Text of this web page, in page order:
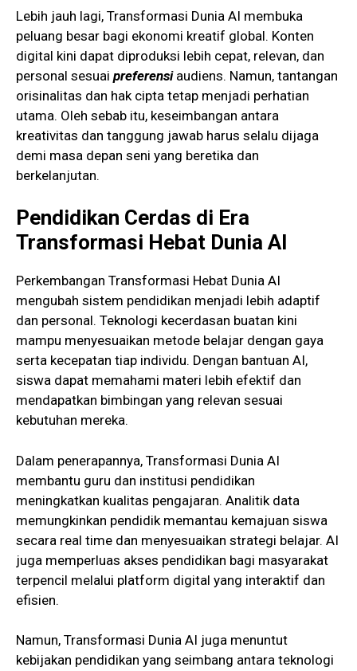
Lebih jauh lagi, Transformasi Dunia AI membuka
peluang besar bagi ekonomi kreatif global. Konten
digital kini dapat diproduksi lebih cepat, relevan, dan
personal sesuai preferensiaudiens. Namun, tantangan
orisinalitas dan hak cipta tetap menjadi perhatian
utama. Oleh sebab itu, keseimbangan antara
kreativitas dan tanggung jawab harus selalu dijaga
demi masa depan seni yang beretika dan
berkelanjutan.
Pendidikan Cerdas di Era
Transformasi Hebat Dunia AI
Perkembangan Transformasi Hebat Dunia AI
mengubah sistem pendidikan menjadi lebih adaptif
dan personal. Teknologi kecerdasan buatan kini
mampu menyesuaikan metode belajar dengan gaya
serta kecepatan tiap individu. Dengan bantuan AI,
siswa dapat memahami materi lebih efektif dan
mendapatkan bimbingan yang relevan sesuai
kebutuhan mereka.
Dalam penerapannya, Transformasi Dunia AI
membantu guru dan institusi pendidikan
meningkatkan kualitas pengajaran. Analitik data
memungkinkan pendidik memantau kemajuan siswa
secara real time dan menyesuaikan strategi belajar. AI
juga memperluas akses pendidikan bagi masyarakat
terpencil melalui platform digital yang interaktif dan
efisien.
Namun, Transformasi Dunia AI juga menuntut
kebijakan pendidikan yang seimbang antara teknologi